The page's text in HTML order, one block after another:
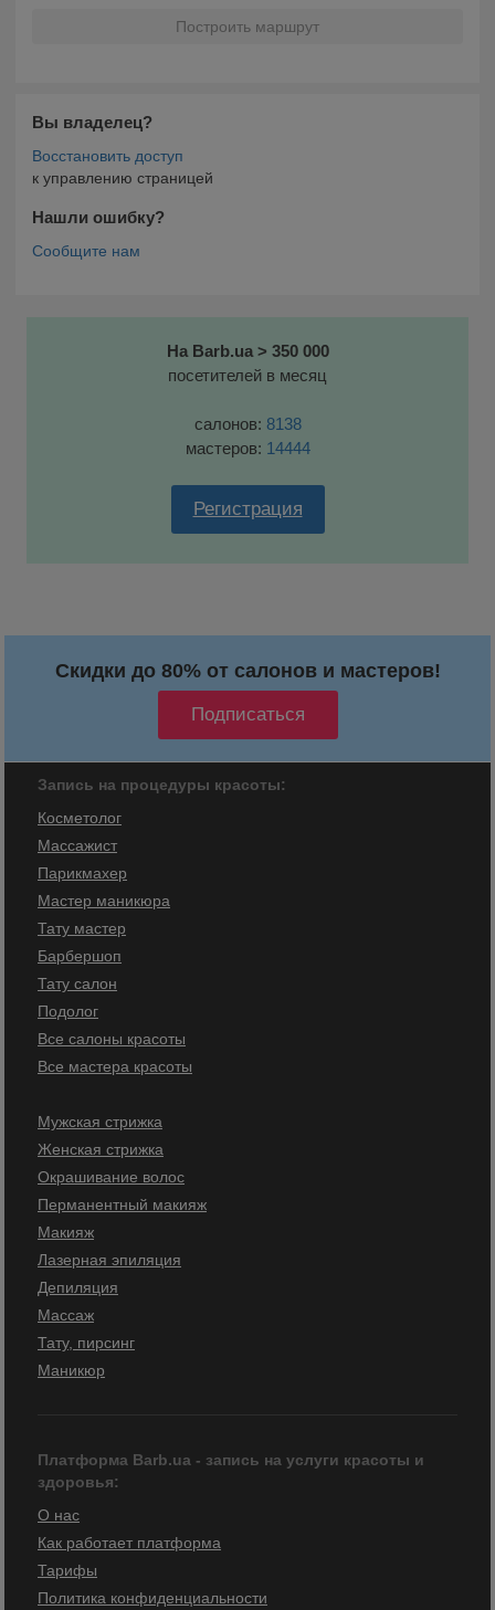
Построить маршрут
Вы владелец?
к управлению страницей
Нашли ошибку?
На Barb.ua > 350 000
посетителей в месяц
салонов: 8138
мастеров: 14444
Регистрация
Скидки до 80% от салонов и мастеров!
Запись на процедуры красоты:
Косметолог
Массажист
Парикмахер
Мастер маникюра
Тату мастер
Барбершоп
Тату салон
Подолог
Все салоны красоты
Все мастера красоты
Мужская стрижка
Женская стрижка
Окрашивание волос
Перманентный макияж
Макияж
Лазерная эпиляция
Депиляция
Массаж
Тату, пирсинг
Маникюр
Платформа Barb.ua - запись на услуги красоты и
здоровья:
О нас
Как работает платформа
Тарифы
Политика конфиденциальности